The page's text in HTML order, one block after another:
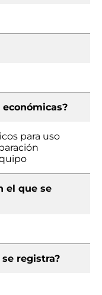
para uso
el que se
registra?